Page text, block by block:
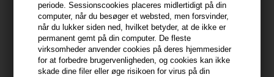
periode. Sessionscookies placeres midlertidigt på din
computer, når du besøger et websted, men forsvinder,
når du lukker siden ned, hvilket betyder, at de ikke er
permanent gemt på din computer. De fleste
virksomheder anvender cookies på deres hjemmesider
for at forbedre brugervenligheden, og cookies kan ikke
skade dine filer eller øge risikoen for virus på din
Four Reasons Original Power Gel 100ml
En kraftfuld stylinggelé, der tilbyder stærkt hold (holdfaktor 5/6) og
glans, perfekt til at skulpturere præcise og holdbare frisurer.